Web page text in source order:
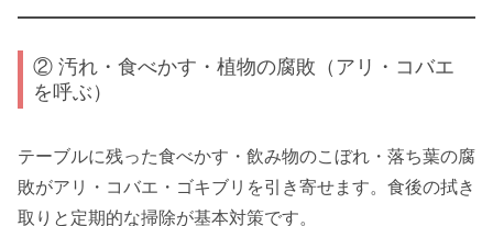
② 汚れ・食べかす・植物の腐敗（アリ・コバエ
を呼ぶ）
テーブルに残った食べかす・飲み物のこぼれ・落ち葉の腐
敗がアリ・コバエ・ゴキブリを引き寄せます。食後の拭き
取りと定期的な掃除が基本対策です。